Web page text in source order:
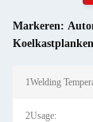
Markeren:
1Welding
2Usage: